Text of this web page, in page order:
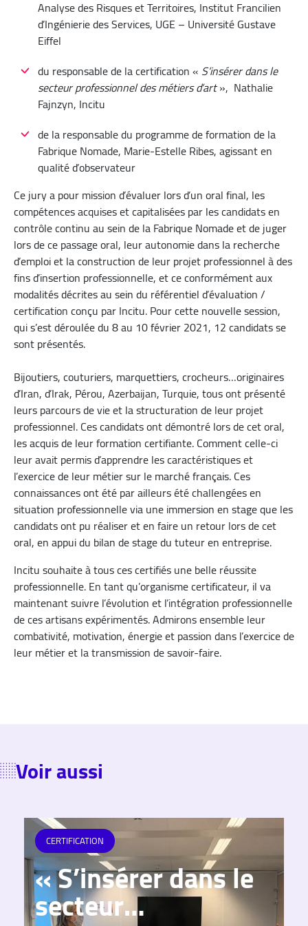
Analyse des Risques et Territoires, Institut Francilien
d’Ingénierie des Services, UGE – Université Gustave
Eiffel
du responsable de la certification « S’insérer dans le
secteur professionnel des métiers d’art», Nathalie
Fajnzyn, Incitu
de la responsable du programme de formation de la
Fabrique Nomade, Marie-Estelle Ribes, agissant en
qualité d’observateur
Ce jury a pour mission d’évaluer lors d’un oral final, les
compétences acquises et capitalisées par les candidats en
contrôle continu au sein de la Fabrique Nomade et de juger
lors de ce passage oral, leur autonomie dans la recherche
d’emploi et la construction de leur projet professionnel à des
fins d’insertion professionnelle, et ce conformément aux
modalités décrites au sein du référentiel d’évaluation /
certification conçu par Incitu. Pour cette nouvelle session,
qui s’est déroulée du 8 au 10 février 2021, 12 candidats se
sont présentés.
Bijoutiers, couturiers, marquettiers, crocheurs…originaires
d’Iran, d’Irak, Pérou, Azerbaijan, Turquie, tous ont présenté
leurs parcours de vie et la structuration de leur projet
professionnel. Ces candidats ont démontré lors de cet oral,
les acquis de leur formation certifiante. Comment celle-ci
leur avait permis d’apprendre les caractéristiques et
l’exercice de leur métier sur le marché français. Ces
connaissances ont été par ailleurs été challengées en
situation professionnelle via une immersion en stage que les
candidats ont pu réaliser et en faire un retour lors de cet
oral, en appui du bilan de stage du tuteur en entreprise.
Incitu souhaite à tous ces certifiés une belle réussite
professionnelle. En tant qu’organisme certificateur, il va
maintenant suivre l’évolution et l’intégration professionnelle
de ces artisans expérimentés. Admirons ensemble leur
combativité, motivation, énergie et passion dans l’exercice de
leur métier et la transmission de savoir-faire.
Voir aussi
CERTIFICATION
« S’insérer dans le
secteur